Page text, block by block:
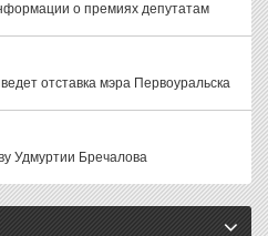
о премиях депутатам
отставка мэра Первоуральска
Удмуртии Бречалова